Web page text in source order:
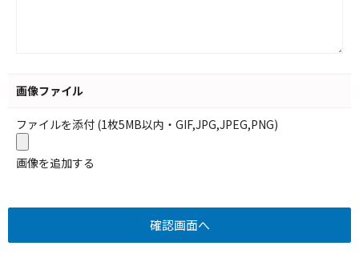
画像ファイル
ファイルを添付 (1枚5MB以内・GIF,JPG,JPEG,PNG)
画像を追加する